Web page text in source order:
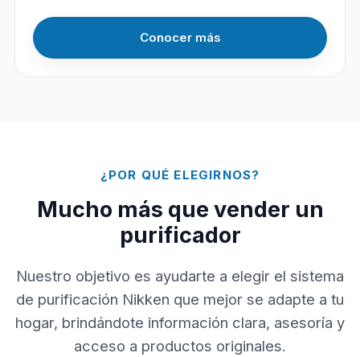
Conocer más
¿POR QUÉ ELEGIRNOS?
Mucho más que vender un
purificador
Nuestro objetivo es ayudarte a elegir el sistema
de purificación Nikken que mejor se adapte a tu
hogar, brindándote información clara, asesoría y
acceso a productos originales.